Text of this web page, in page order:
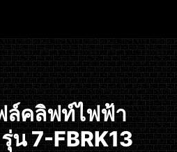
ล์คลิฟท์ไฟฟ้า
น 7-FBRK13